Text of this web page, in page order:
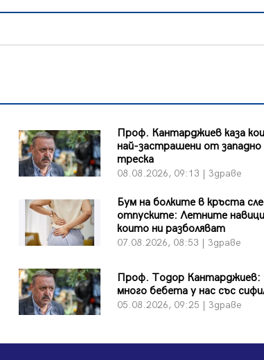
Проф. Кантарджиев каза
най-застрашени от западно
треска
08.08.2026, 09:13 | Здраве
Бум на болките в кръста
отпуските: Летните
които ни разболяват
07.08.2026, 08:53 | Здраве
Проф. Тодор Кантарджиев:
много бебета у нас със
05.08.2026, 09:25 | Здраве